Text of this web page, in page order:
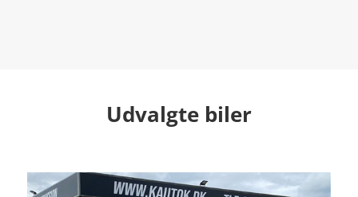
Udvalgte biler